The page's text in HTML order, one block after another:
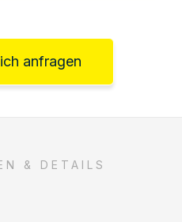
anfragen
& DETAILS